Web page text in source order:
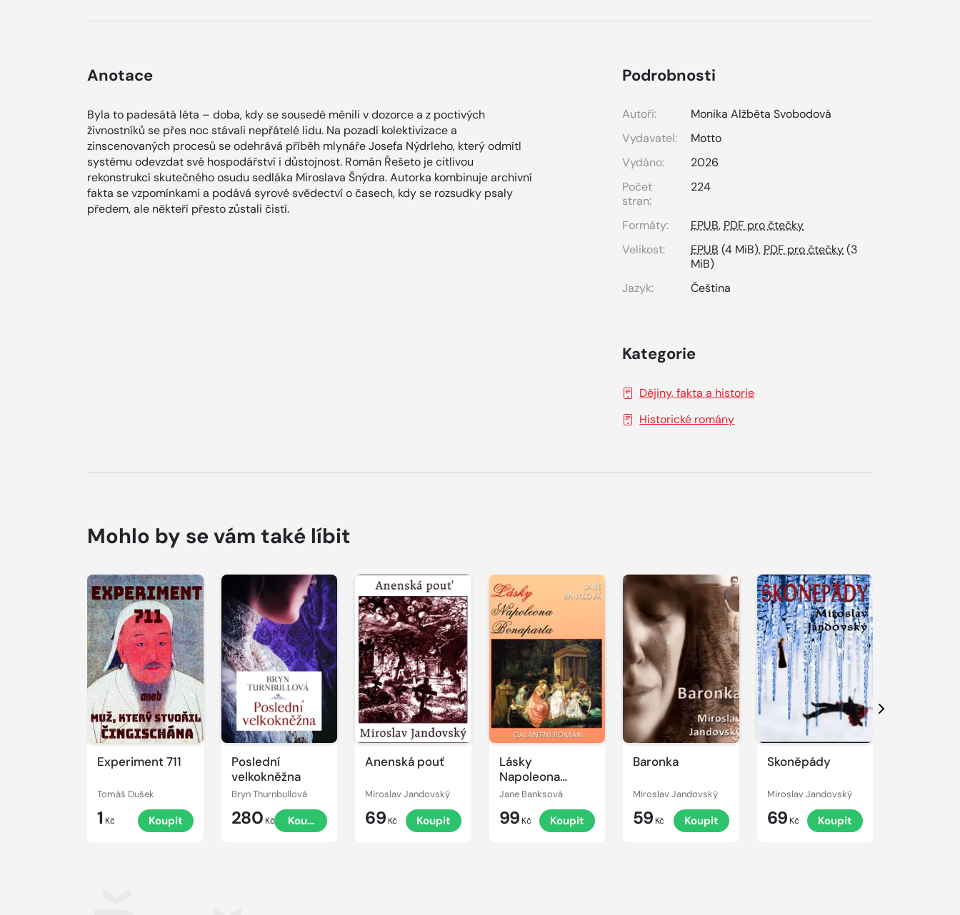
Anotace
Byla to padesátá léta – doba, kdy se sousedé měnili v dozorce a z poctivých
živnostníků se přes noc stávali nepřátelé lidu. Na pozadí kolektivizace a
zinscenovaných procesů se odehrává příběh mlynáře Josefa Nýdrleho, který odmítl
systému odevzdat své hospodářství i důstojnost. Román Řešeto je citlivou
rekonstrukcí skutečného osudu sedláka Miroslava Šnýdra. Autorka kombinuje archivní
fakta se vzpomínkami a podává syrové svědectví o časech, kdy se rozsudky psaly
předem, ale někteří přesto zůstali čistí.
Podrobnosti
Autoři:
Monika Alžběta Svobodová
Vydavatel:
Motto
Vydáno:
2026
Počet
stran:
224
Formáty: EPUB,PDF pro čtečky
Velikost:
EPUB (4 MiB),PDF pro čtečky(3
MiB)
Jazyk:
Čeština
Kategorie
Dějiny, fakta a historie
Historické romány
Mohlo by se vám také líbit
Experiment 711
Tomáš Dušek
1 Kč Koupit
Poslední
velkokněžna
Bryn Thurnbullová
280 Kč Koupit
Anenská pouť
Miroslav Jandovský
69 Kč Koupit
Lásky
Napoleona
Bonaparta
Jane Banksová
99 Kč Koupit
Baronka
Miroslav Jandovský
59 Kč Koupit
Skoněpády
Miroslav Jandovský
69 Kč Koupit
Další